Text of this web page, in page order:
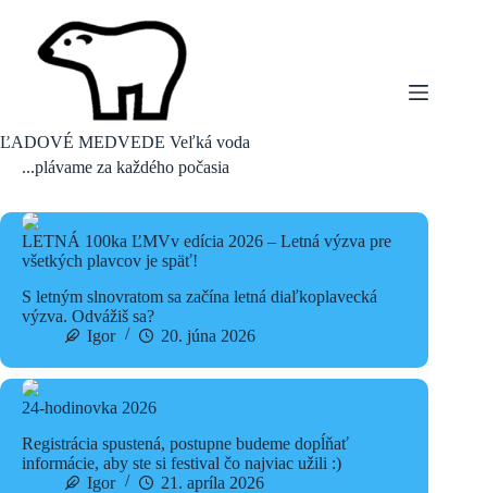
content
ĽADOVÉ MEDVEDE Veľká voda
...plávame za každého počasia
LETNÁ 100ka ĽMVv edícia 2026 – Letná výzva pre
všetkých plavcov je späť!
S letným slnovratom sa začína letná diaľkoplavecká
výzva. Odvážiš sa?
Igor
20. júna 2026
24-hodinovka 2026
Registrácia spustená, postupne budeme dopĺňať
informácie, aby ste si festival čo najviac užili :)
Igor
21. apríla 2026